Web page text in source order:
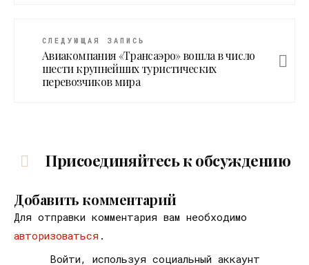
СЛЕДУЮЩАЯ ЗАПИСЬ
Авиакомпания «Трансаэро» вошла в число
шести крупнейших туристических
перевозчиков мира
Присоединяйтесь к обсуждению
Добавить комментарий
Для отправки комментария вам необходимо
авторизоваться .
Войти, используя социальный аккаунт